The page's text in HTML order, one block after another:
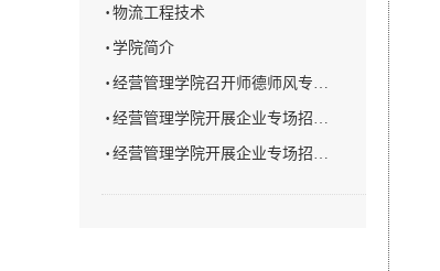
· 物流工程技术
· 学院简介
· 经营管理学院召开师德师风专…
· 经营管理学院开展企业专场招…
· 经营管理学院开展企业专场招…